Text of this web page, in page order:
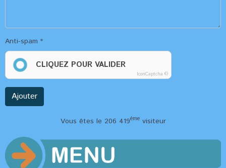
Anti-spam
CLIQUEZ POUR VALIDER
IconCaptcha ©
Ajouter
Vous êtes le 206 419èmevisiteur